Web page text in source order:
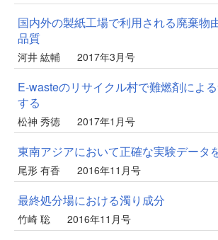
国内外の製紙工場で利用される廃棄物
品質
河井 紘輔 2017年3月号
E-wasteのリサイクル村で難燃剤によ
する
松神 秀徳 2017年1月号
東南アジアにおいて正確な実験データ
尾形 有香 2016年11月号
最終処分場における濁り成分
竹崎 聡 2016年11月号